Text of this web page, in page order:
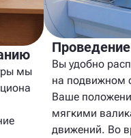
мы
Вы удобно
на подвижном
Ваше
мягкими
движений. Во